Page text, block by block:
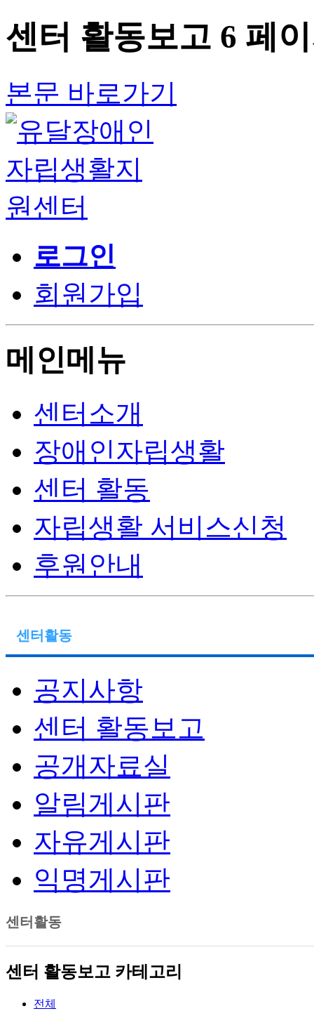
센터 활동보고 6 페
본문 바로가기
로그인
회원가입
메인메뉴
센터소개
장애인자립생활
센터 활동
자립생활 서비스신청
후원안내
센터활동
공지사항
센터 활동보고
공개자료실
알림게시판
자유게시판
익명게시판
센터활동
센터 활동보고 카테고리
전체